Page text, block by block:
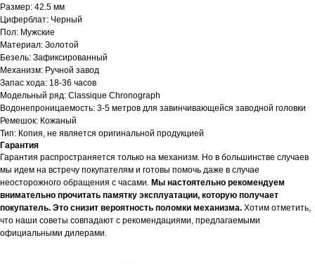
Размер: 42.5 мм
Циферблат: Черный
Пол: Мужские
Материал: Золотой
Безель: Зафиксированный
Механизм: Ручной завод
Запас хода: 18-36 часов
Модельный ряд: Classique Chronograph
Водонепроницаемость: 3-5 метров для завинчивающейся заводной головки
Ремешок: Кожаный
Тип: Копия, не является оригинальной продукцией
Гарантия
Гарантия распространяется только на механизм. Но в большинстве случаев
мы идем на встречу покупателям и готовы помочь даже в случае
неосторожного обращения с часами. Мы настоятельно рекомендуем
внимательно прочитать памятку эксплуатации, которую получает
покупатель. Это снизит вероятность поломки механизма. Хотим отметить,
что наши советы совпадают с рекомендациями, предлагаемыми
официальными дилерами.